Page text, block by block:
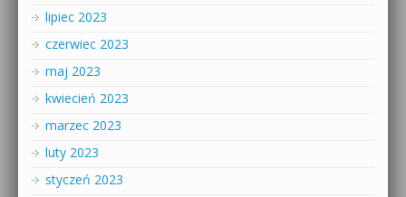
lipiec 2023
czerwiec 2023
maj 2023
kwiecień 2023
marzec 2023
luty 2023
styczeń 2023